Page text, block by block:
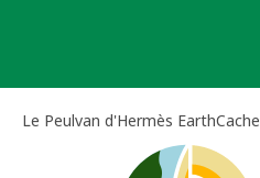
Le Peulvan d'Hermès EarthCache